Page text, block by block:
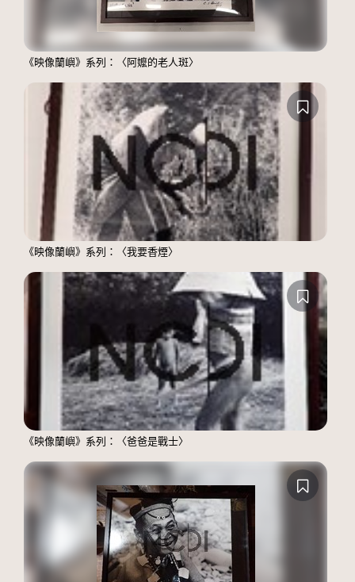
《映像蘭嶼》系列：〈阿嬤的老人斑〉
《映像蘭嶼》系列：〈我要香煙〉
《映像蘭嶼》系列：〈爸爸是戰士〉